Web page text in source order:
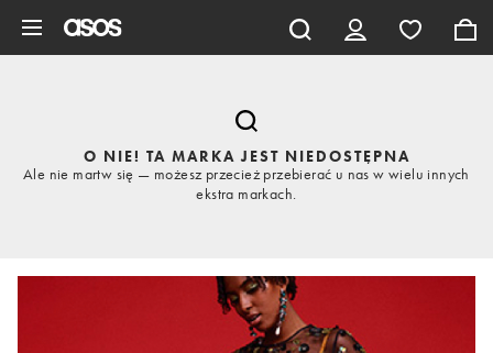
O NIE! TA MARKA JEST NIEDOSTĘPNA
Ale nie martw się — możesz przecież przebierać u nas w wielu innych
ekstra markach.